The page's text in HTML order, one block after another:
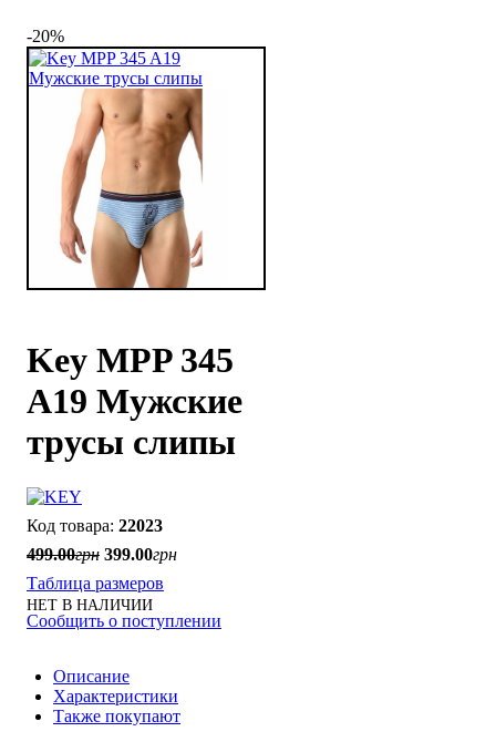
-20%
Key MPP 345
A19 Мужские
трусы слипы
22023
499.00грн 399.00грн
Таблица размеров
НЕТ В НАЛИЧИИ
Сообщить о поступлении
Описание
Характеристики
Также покупают